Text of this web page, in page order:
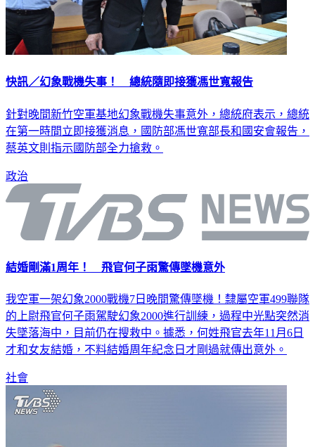
快訊／幻象戰機失事！ 總統隨即接獲馮世寬報告
針對晚間新竹空軍基地幻象戰機失事意外，總統府表示，總統
在第一時間立即接獲消息，國防部馮世寬部長和國安會報告，
蔡英文則指示國防部全力搶救。
政治
結婚剛滿1周年！ 飛官何子雨驚傳墜機意外
我空軍一架幻象2000戰機7日晚間驚傳墜機！隸屬空軍499聯隊
的上尉飛官何子雨駕駛幻象2000進行訓練，過程中光點突然消
失墜落海中，目前仍在搜救中。據悉，何姓飛官去年11月6日
才和女友結婚，不料結婚周年紀念日才剛過就傳出意外。
社會